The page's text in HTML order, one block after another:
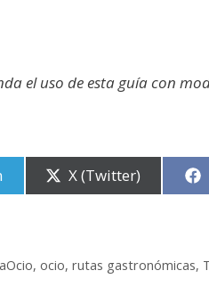
el uso de esta guía con
Compartir
en
X (Twitter)
,ocio,rutas gastronómicas,